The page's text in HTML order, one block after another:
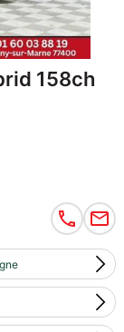
158ch